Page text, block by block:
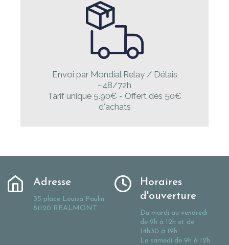
Envoi par Mondial Relay / Délais
~48/72h
Tarif unique 5.90€ - Offert dès 50€
d'achats
Adresse
35 place Louisa Paulin
81120 REALMONT
Horaires
d'ouverture
Du mardi au vendredi
de 9h à 12h et de
14h30 à 19h
Le samedi de 9h à 12h